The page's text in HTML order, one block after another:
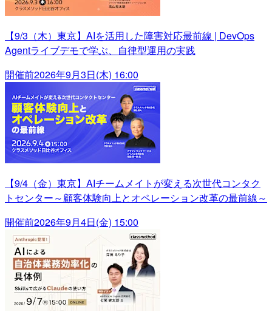
【9/3（木）東京】AIを活用した障害対応最前線 | DevOps
Agentライブデモで学ぶ、自律型運用の実践
開催前2026年9月3日(木) 16:00
【9/4（金）東京】AIチームメイトが変える次世代コンタク
トセンター～顧客体験向上とオペレーション改革の最前線～
開催前2026年9月4日(金) 15:00